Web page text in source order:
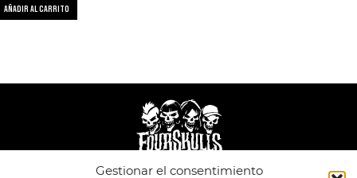
Gestionar el consentimiento
AÑADIR AL CARRITO